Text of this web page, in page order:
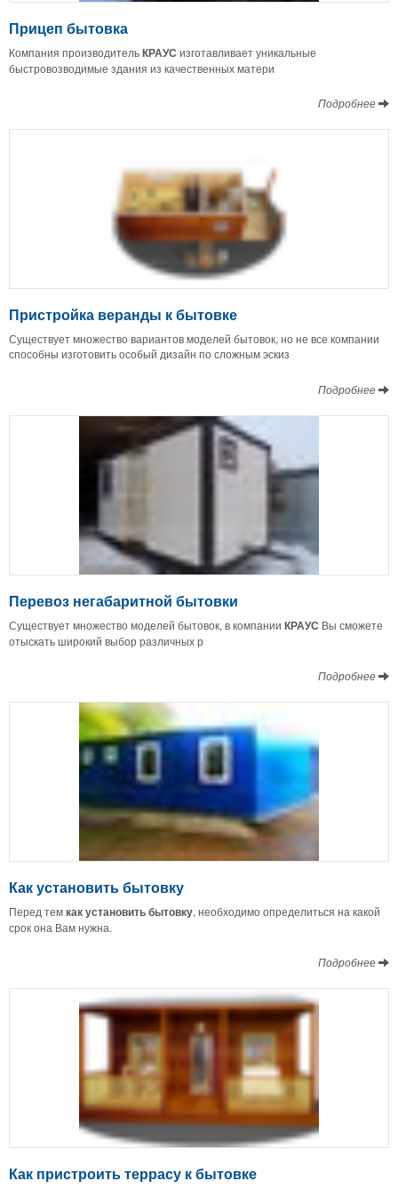
Прицеп бытовка
Компания производительКРАУС изготавливает уникальные
быстровозводимые здания из качественных матери
Подробнее
Пристройка веранды к бытовке
Существует множество вариантов моделей бытовок, но не все компании
способны изготовить особый дизайн по сложным эскиз
Подробнее
Перевоз негабаритной бытовки
Существует множество моделей бытовок, в компании КРАУС Вы сможете
отыскать широкий выбор различных р
Подробнее
Как установить бытовку
Перед темкак установить бытовку, необходимо определиться на какой
срок она Вам нужна.
Подробнее
Как пристроить террасу к бытовке